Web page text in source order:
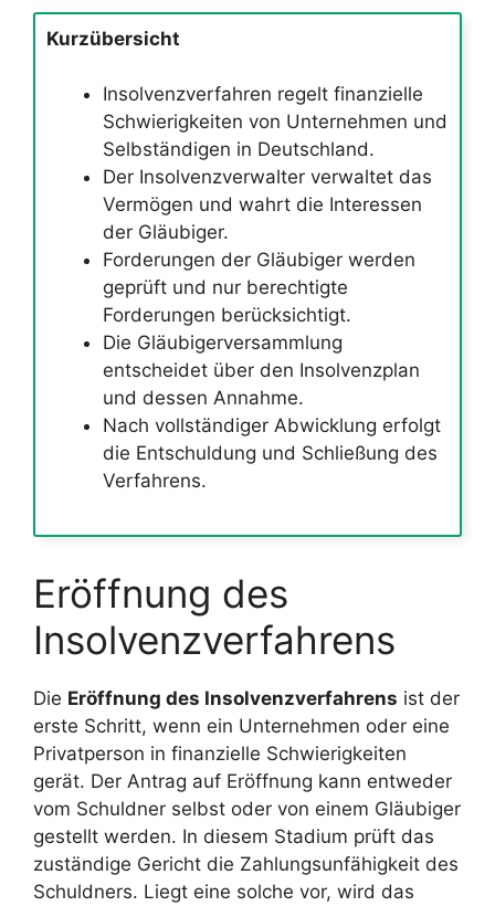
Kurzübersicht
Insolvenzverfahren regelt finanzielle
Schwierigkeiten von Unternehmen und
Selbständigen in Deutschland.
Der Insolvenzverwalter verwaltet das
Vermögen und wahrt die Interessen
der Gläubiger.
Forderungen der Gläubiger werden
geprüft und nur berechtigte
Forderungen berücksichtigt.
Die Gläubigerversammlung
entscheidet über den Insolvenzplan
und dessen Annahme.
Nach vollständiger Abwicklung erfolgt
die Entschuldung und Schließung des
Verfahrens.
Eröffnung des
Insolvenzverfahrens
Die Eröffnung des Insolvenzverfahrens ist der
erste Schritt, wenn ein Unternehmen oder eine
Privatperson in finanzielle Schwierigkeiten
gerät. Der Antrag auf Eröffnung kann entweder
vom Schuldner selbst oder von einem Gläubiger
gestellt werden. In diesem Stadium prüft das
zuständige Gericht die Zahlungsunfähigkeit des
Schuldners. Liegt eine solche vor, wird das